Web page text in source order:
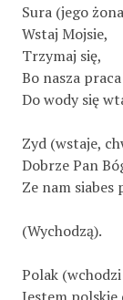
Sura (jego
Wstaj Mojsie,
Trzymaj się,
Bo nasza praca
Do wody się
Zyd (wstaje,
Dobrze Pan
Ze nam siabes
(Wychodzą).
Polak